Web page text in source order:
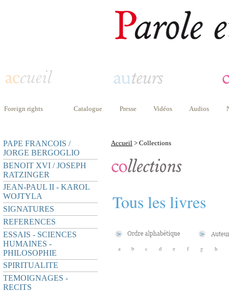
Foreign rights Catalogue Presse Vidéos Audios
PAPE FRANCOIS /
JORGE BERGOGLIO
BENOIT XVI / JOSEPH
RATZINGER
JEAN-PAUL II - KAROL
WOJTYLA
SIGNATURES
REFERENCES
ESSAIS - SCIENCES
HUMAINES -
PHILOSOPHIE
SPIRITUALITE
TEMOIGNAGES -
RECITS
Accueil > Collections
Tous les livres
a b c d e f g h